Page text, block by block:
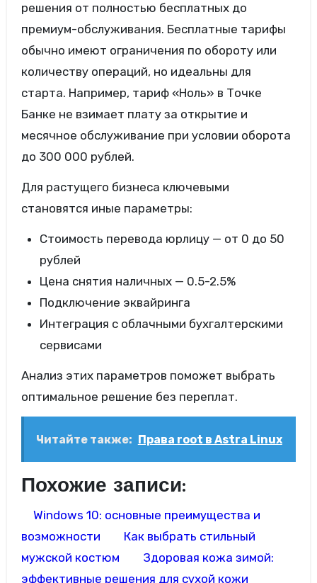
решения от полностью бесплатных до
премиум-обслуживания. Бесплатные тарифы
обычно имеют ограничения по обороту или
количеству операций, но идеальны для
старта. Например, тариф «Ноль» в Точке
Банке не взимает плату за открытие и
месячное обслуживание при условии оборота
до 300 000 рублей.
Для растущего бизнеса ключевыми
становятся иные параметры:
Стоимость перевода юрлицу — от 0 до 50
рублей
Цена снятия наличных — 0.5-2.5%
Подключение эквайринга
Интеграция с облачными бухгалтерскими
сервисами
Анализ этих параметров поможет выбрать
оптимальное решение без переплат.
Читайте также: Права root в Astra Linux
Похожие записи:
Windows 10: основные преимущества и
возможности
Как выбрать стильный
мужской костюм
Здоровая кожа зимой:
эффективные решения для сухой кожи